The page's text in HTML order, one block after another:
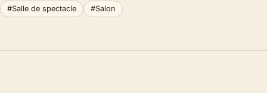
#Salle de spectacle #Salon